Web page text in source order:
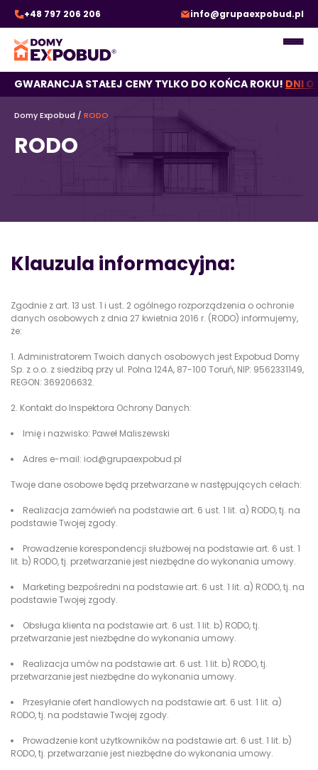
+48 797 206 206 info@grupaexpobud.pl
GWARANCJA STAŁEJ CENY TYLKO DO KOŃCA ROKU! DNI
Domy Expobud / RODO
RODO
Klauzula informacyjna:
Zgodnie z art. 13 ust. 1 i ust. 2 ogólnego rozporządzenia o ochronie
danych osobowych z dnia 27 kwietnia 2016 r. (RODO) informujemy,
że:
Administratorem Twoich danych osobowych jest Expobud Domy
Sp. z o.o. z siedzibą przy ul. Polna 124A, 87-100 Toruń, NIP: 9562331149,
REGON: 369206632.
Kontakt do Inspektora Ochrony Danych:
Imię i nazwisko: Paweł Maliszewski
Adres e-mail: iod@grupaexpobud.pl
Twoje dane osobowe będą przetwarzane w następujących celach:
Realizacja zamówień na podstawie art. 6 ust. 1 lit. a) RODO, tj. na
podstawie Twojej zgody.
Prowadzenie korespondencji służbowej na podstawie art. 6 ust. 1
lit. b) RODO, tj. przetwarzanie jest niezbędne do wykonania umowy.
Marketing bezpośredni na podstawie art. 6 ust. 1 lit. a) RODO, tj. na
podstawie Twojej zgody.
Obsługa klienta na podstawie art. 6 ust. 1 lit. b) RODO, tj.
przetwarzanie jest niezbędne do wykonania umowy.
Realizacja umów na podstawie art. 6 ust. 1 lit. b) RODO, tj.
przetwarzanie jest niezbędne do wykonania umowy.
Przesyłanie ofert handlowych na podstawie art. 6 ust. 1 lit. a)
RODO, tj. na podstawie Twojej zgody.
Prowadzenie kont użytkowników na podstawie art. 6 ust. 1 lit. b)
RODO, tj. przetwarzanie jest niezbędne do wykonania umowy.